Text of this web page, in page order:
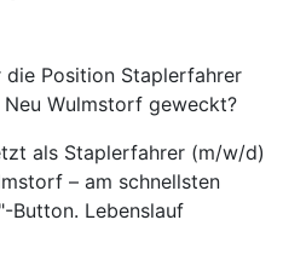
die Position Staplerfahrer
Wulmstorf geweckt?
als Staplerfahrer (m/w/d)
– am schnellsten
Button. Lebenslauf